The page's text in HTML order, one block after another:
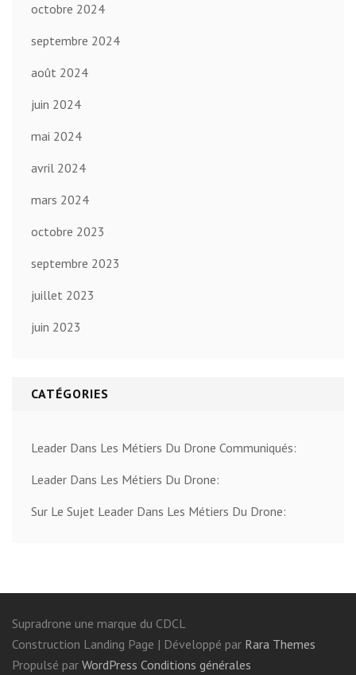
octobre 2024
septembre 2024
août 2024
juin 2024
mai 2024
avril 2024
mars 2024
octobre 2023
septembre 2023
juillet 2023
juin 2023
CATÉGORIES
Leader Dans Les Métiers Du Drone Communiqués:
Leader Dans Les Métiers Du Drone:
Sur Le Sujet Leader Dans Les Métiers Du Drone:
Supradrone une marque du CDCL
Construction Landing Page | Développé par Rara Themes
Propulsé par WordPress Conditions générales